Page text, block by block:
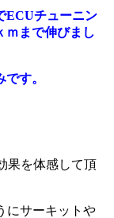
ECUチューニン
ｍまで伸びまし
す。
果を体感して頂
にサーキットや